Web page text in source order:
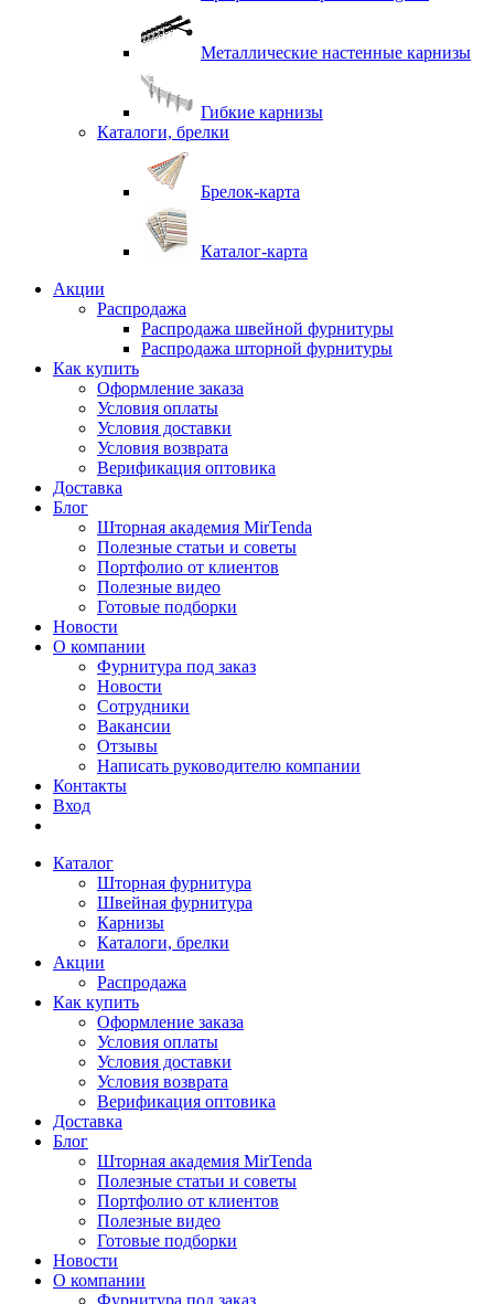
Металлические настенные карнизы
Гибкие карнизы
Каталоги, брелки
Брелок-карта
Каталог-карта
Акции
Распродажа
Распродажа швейной фурнитуры
Распродажа шторной фурнитуры
Как купить
Оформление заказа
Условия оплаты
Условия доставки
Условия возврата
Верификация оптовика
Доставка
Блог
Шторная академия MirTenda
Полезные статьи и советы
Портфолио от клиентов
Полезные видео
Готовые подборки
Новости
О компании
Фурнитура под заказ
Новости
Сотрудники
Вакансии
Отзывы
Написать руководителю компании
Контакты
Вход
Каталог
Шторная фурнитура
Швейная фурнитура
Карнизы
Каталоги, брелки
Акции
Распродажа
Как купить
Оформление заказа
Условия оплаты
Условия доставки
Условия возврата
Верификация оптовика
Доставка
Блог
Шторная академия MirTenda
Полезные статьи и советы
Портфолио от клиентов
Полезные видео
Готовые подборки
Новости
О компании
Фурнитура под заказ